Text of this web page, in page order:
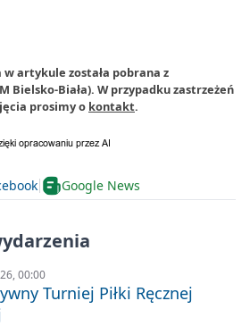
artykule została pobrana z
Bielsko-Biała). W przypadku zastrzeżeń
prosimy o kontakt.
Google News
00:00
Turniej Piłki Ręcznej